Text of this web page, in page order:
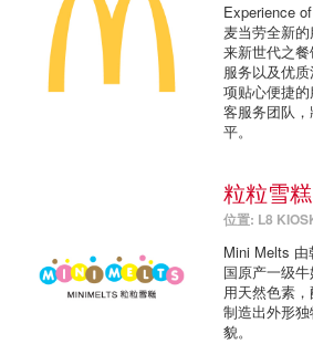
Experience
麦当劳全新
来新世代之
服务以及优
项贴心便捷
客服务团队
平。
粒粒雪糕
位置: L8
Mini Melts 由
国原产一级
用天然色素
制造出外形
貌。